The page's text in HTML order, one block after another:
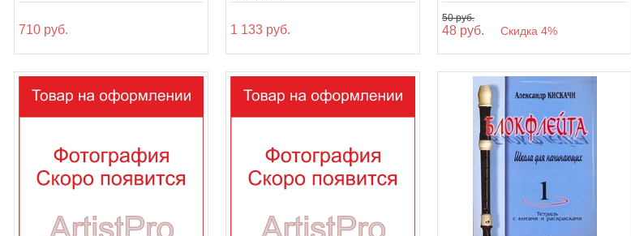
710 руб. 1 133 руб.
50 руб.
48 руб. Скидка 4%